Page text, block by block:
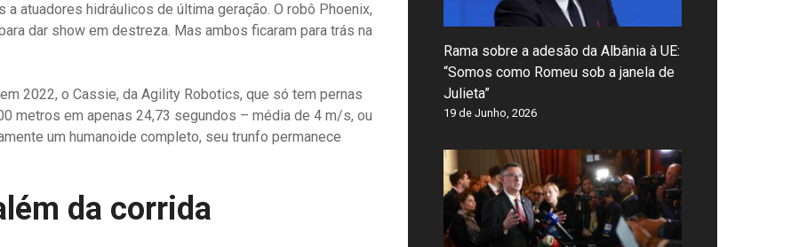
atuadores hidráulicos de última geração. O robô Phoenix,
dar show em destreza. Mas ambos ficaram para trás na
2022, o Cassie, da Agility Robotics, que só tem pernas
metros em apenas 24,73 segundos – média de 4 m/s, ou
um humanoide completo, seu trunfo permanece
da corrida
Rama sobre a adesão da Albânia à UE:
“Somos como Romeu sob a janela de
Julieta”
19 de Junho, 2026